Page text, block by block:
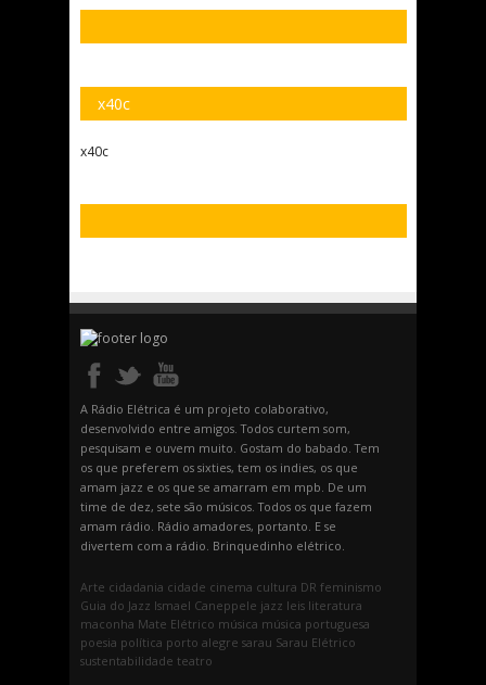
x40c
x40c
A Rádio Elétrica é um projeto colaborativo,
desenvolvido entre amigos. Todos curtem som,
pesquisam e ouvem muito. Gostam do babado. Tem
os que preferem os sixties, tem os indies, os que
amam jazz e os que se amarram em mpb. De um
time de dez, sete são músicos. Todos os que fazem
amam rádio. Rádio amadores, portanto. E se
divertem com a rádio. Brinquedinho elétrico.
Arte cidadania cidade cinema cultura DR feminismo
Guia do Jazz Ismael Caneppele jazz leis literatura
maconha Mate Elétrico música música portuguesa
poesia política porto alegre sarau Sarau Elétrico
sustentabilidade teatro